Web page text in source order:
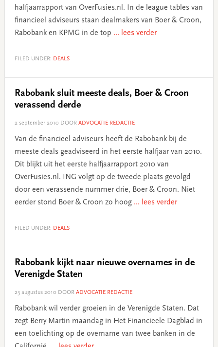
halfjaarrapport van OverFusies.nl. In de league tables van
financieel adviseurs staan dealmakers van Boer & Croon,
Rabobank en KPMG in de top ... lees verder
FILED UNDER: DEALS
Rabobank sluit meeste deals, Boer & Croon
verassend derde
2 september 2010 DOOR ADVOCATIE REDACTIE
Van de financieel adviseurs heeft de Rabobank bij de
meeste deals geadviseerd in het eerste halfjaar van 2010.
Dit blijkt uit het eerste halfjaarrapport 2010 van
OverFusies.nl. ING volgt op de tweede plaats gevolgd
door een verassende nummer drie, Boer & Croon. Niet
eerder stond Boer & Croon zo hoog ... lees verder
FILED UNDER: DEALS
Rabobank kijkt naar nieuwe overnames in de
Verenigde Staten
23 augustus 2010 DOOR ADVOCATIE REDACTIE
Rabobank wil verder groeien in de Verenigde Staten. Dat
zegt Berry Martin maandag in Het Financieele Dagblad in
een toelichting op de overname van twee banken in de